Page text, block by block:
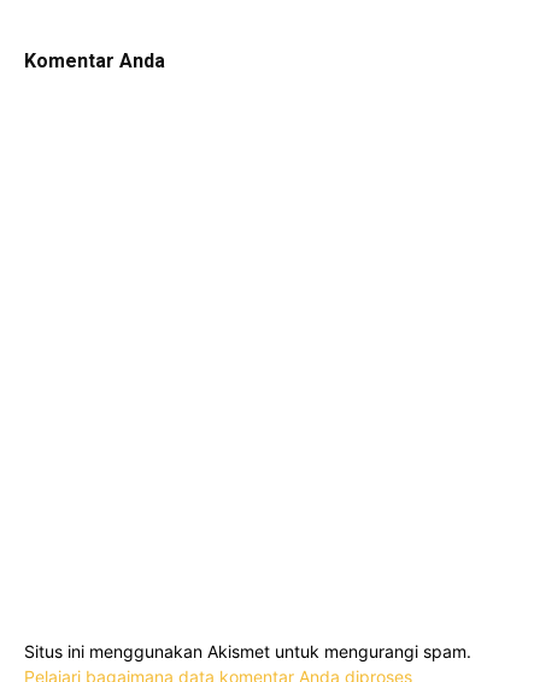
Komentar Anda
Situs ini menggunakan Akismet untuk mengurangi spam.
Pelajari bagaimana data komentar Anda diproses